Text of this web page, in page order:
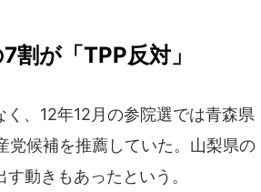
割が「TPP反対」
、12年12月の参院選では青森県
党候補を推薦していた。山梨県の
動きもあったという。